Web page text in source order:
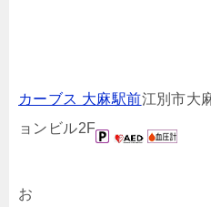
カーブス 大麻駅前江別市大
ョンビル2F
お